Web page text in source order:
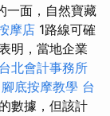
一面，自然寶藏
摩店 1路線可確
明，當地企業
台北會計事務所
腳底按摩教學 台
數據，但該計